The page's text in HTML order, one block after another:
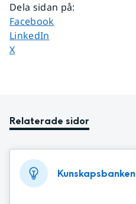
Dela sidan på:
Dela sidan på
Facebook
Dela sidan på
LinkedIn
Dela sidan på
X
Relaterade sidor
Kunskapsbanken